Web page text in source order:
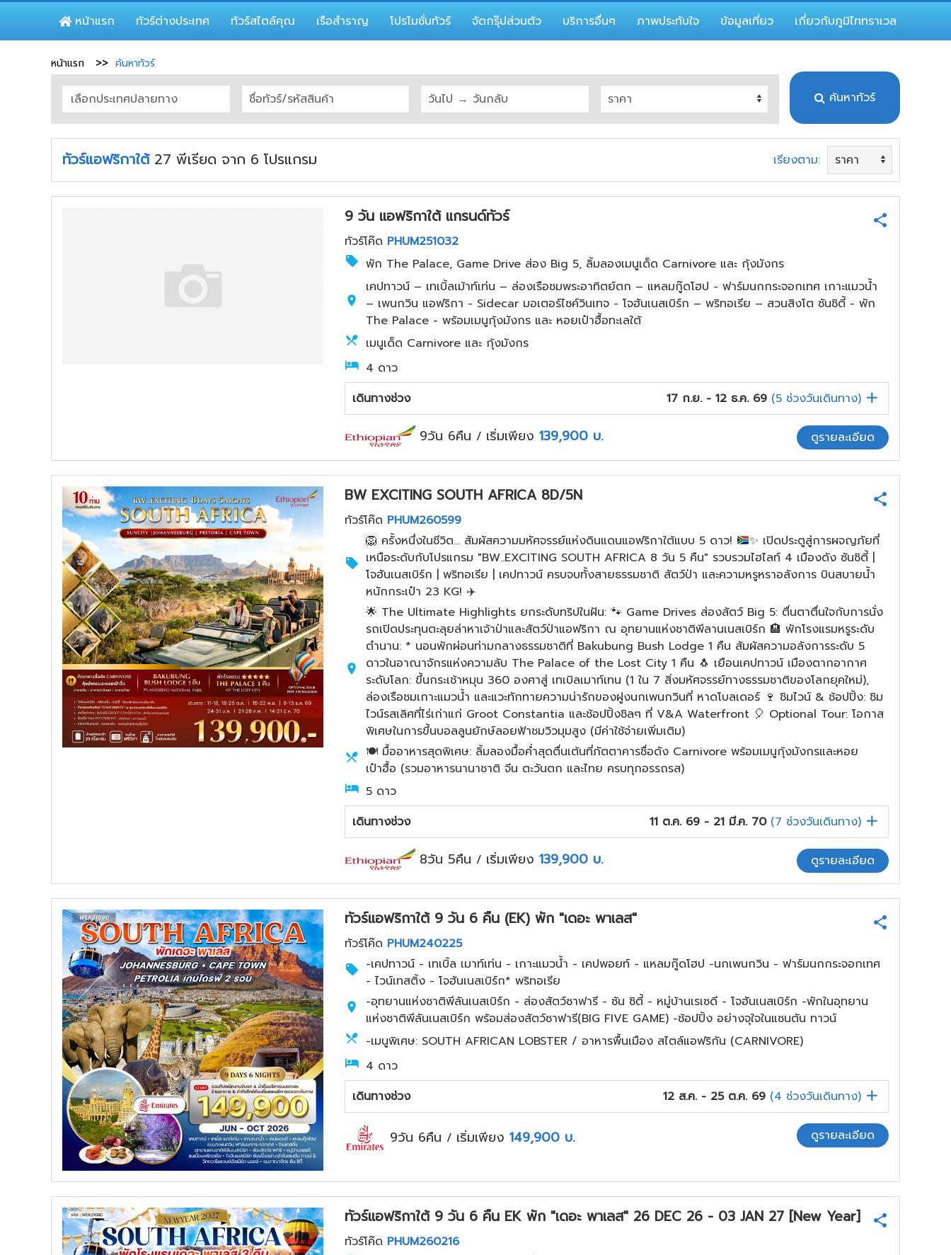
หน้าแรก ทัวร์ต่างประเทศ ทัวร์สไตล์คุณ เรือสำราญ โปรโมชั่นทัวร์ จัดกรุ๊ปส่วนตัว บริการอื่นๆ ภาพประทับใจ ข้อมูลเที่ยว เกี่ยวกับภูมิไททราเวล
หน้าแรก ค้นหาทัวร์
ค้นหาทัวร์
ทัวร์แอฟริกาใต้ 27 พีเรียด จาก 6 โปรแกรม เรียงตาม:
9 วัน แอฟริกาใต้ แกรนด์ทัวร์
ทัวร์โค๊ด PHUM251032
พัก The Palace, Game Drive ส่อง Big 5, ลิ้มลองเมนูเด็ด Carnivore และ กุ้งมังกร
เคปทาวน์ – เทเบิ้ลเม้าท์เท่น – ล่องเรือชมพระอาทิตย์ตก – แหลมกู๊ดโฮป - ฟาร์มนกกระจอกเทศ เกาะแมวน้ำ
– เพนกวิน แอฟริกา - Sidecar มอเตอร์ไซค์วินเทจ - โจฮันเนสเบิร์ก – พริทอเรีย – สวนสิงโต ซันซิตี้ - พัก
The Palace - พร้อมเมนูกุ้งมังกร และ หอยเป๋าฮื้อทะเลใต้
เมนูเด็ด Carnivore และ กุ้งมังกร
4 ดาว
เดินทางช่วง
17 ก.ย. - 12 ธ.ค. 69 (5ช่วงวันเดินทาง)
9วัน 6คืน / เริ่มเพียง139,900 บ. ดูรายละเอียด
BW EXCITING SOUTH AFRICA 8D/5N
ทัวร์โค๊ด PHUM260599
🦁 ครั้งหนึ่งในชีวิต... สัมผัสความมหัศจรรย์แห่งดินแดนแอฟริกาใต้แบบ 5 ดาว! ✨ เปิดประตูสู่การผจญภัยที่
เหนือระดับกับโปรแกรม "BW..EXCITING SOUTH AFRICA 8 วัน 5 คืน" รวบรวมไฮไลท์ 4 เมืองดัง ซันซิตี้ |
โจฮันเนสเบิร์ก | พริทอเรีย | เคปทาวน์ ครบจบทั้งสายธรรมชาติ สัตว์ป่า และความหรูหราอลังการ บินสบายน้ำ
หนักกระเป๋า 23 KG! ✈️
🌟 The Ultimate Highlights ยกระดับทริปในฝัน: 🐾 Game Drives ส่องสัตว์ Big 5: ตื่นตาตื่นใจกับการนั่ง
รถเปิดประทุนตะลุยล่าหาเจ้าป่าและสัตว์ป่าแอฟริกา ณ อุทยานแห่งชาติพีลานเนสเบิร์ก 🏨 พักโรงแรมหรูระดับ
ตำนาน: * นอนพักผ่อนท่ามกลางธรรมชาติที่ Bakubung Bush Lodge 1 คืน สัมผัสความอลังการระดับ 5
ดาวในอาณาจักรแห่งความลับ The Palace of the Lost City 1 คืน 🐧 เยือนเคปทาวน์ เมืองตากอากาศ
ระดับโลก: ขึ้นกระเช้าหมุน 360 องศาสู่ เทเบิลเมาท์เทน (1 ใน 7 สิ่งมหัศจรรย์ทางธรรมชาติของโลกยุคใหม่),
ล่องเรือชมเกาะแมวน้ำ และแวะทักทายความน่ารักของฝูงนกเพนกวินที่ หาดโบลเดอร์ 🍷 ชิมไวน์ & ช้อปปิ้ง: ชิม
ไวน์รสเลิศที่ไร่เก่าแก่ Groot Constantia และช้อปปิ้งชิลๆ ที่ V&A Waterfront 🎈 Optional Tour: โอกาส
พิเศษในการขึ้นบอลลูนยักษ์ลอยฟ้าชมวิวมุมสูง (มีค่าใช้จ่ายเพิ่มเติม)
🍽️ มื้ออาหารสุดพิเศษ: ลิ้มลองมื้อค่ำสุดตื่นเต้นที่ภัตตาคารชื่อดัง Carnivore พร้อมเมนูกุ้งมังกรและหอย
เป๋าฮื้อ (รวมอาหารนานาชาติ จีน ตะวันตก และไทย ครบทุกอรรถรส)
5 ดาว
เดินทางช่วง
11 ต.ค. 69 - 21 มี.ค. 70 (7 ช่วงวันเดินทาง)
8วัน 5คืน / เริ่มเพียง139,900 บ. ดูรายละเอียด
ทัวร์แอฟริกาใต้ 9 วัน 6 คืน (EK) พัก "เดอะ พาเลส"
ทัวร์โค๊ด PHUM240225
-เคปทาวน์ - เทเบิ้ล เมาท์เท่น - เกาะแมวน้ำ - เคปพอยท์ - แหลมกู๊ดโฮป -นกเพนกวิน - ฟาร์มนกกระจอกเทศ
- ไวน์เทสติ้ง - โจฮันเนสเบิร์ก* พริทอเรีย
-อุทยานแห่งชาติพีลันเนสเบิร์ก - ส่องสัตว์ซาฟารี - ซัน ซิตี้ - หมู่บ้านเรเซดี - โจฮันเนสเบิร์ก -พักในอุทยาน
แห่งชาติพีลันเนสเบิร์ก พร้อมส่องสัตว์ซาฟารี(BIG FIVE GAME) -ช้อปปิ้ง อย่างจุใจในแซนตัน ทาวน์
-เมนูพิเศษ: SOUTH AFRICAN LOBSTER / อาหารพื้นเมือง สไตล์แอฟริกัน (CARNIVORE)
4 ดาว
เดินทางช่วง
12 ส.ค. - 25 ต.ค. 69 (4 ช่วงวันเดินทาง)
9วัน 6คืน / เริ่มเพียง149,900 บ. ดูรายละเอียด
ทัวร์แอฟริกาใต้ 9 วัน 6 คืน EK พัก "เดอะ พาเลส" 26 DEC 26 - 03 JAN 27 [New Year]
ทัวร์โค๊ด PHUM260216